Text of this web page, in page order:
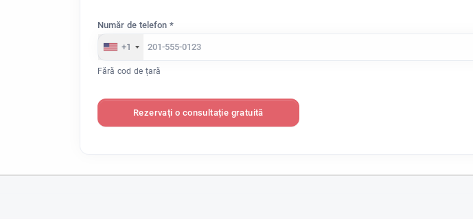
Număr de telefon *
+1
Fără cod de țară
Rezervați o consultație gratuită